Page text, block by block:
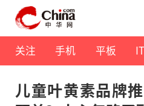
关注 手机 平板
儿童叶黄素品牌